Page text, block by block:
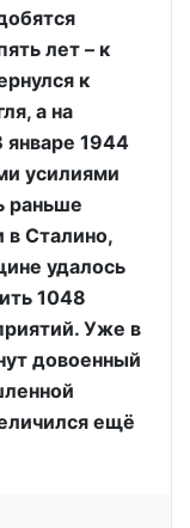
лет – к
к
а на
1944
усилиями
раньше
в Сталино,
удалось
1048
Уже в
довоенный
ещё